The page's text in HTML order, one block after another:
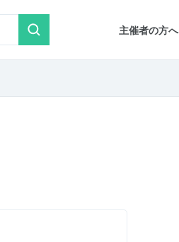
主催者の方へ